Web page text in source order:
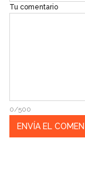
Tu comentario
0/500